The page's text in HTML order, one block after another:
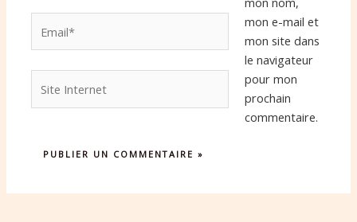
Internet
mon e-mail et
mon site dans
le navigateur
pour mon
prochain
commentaire.